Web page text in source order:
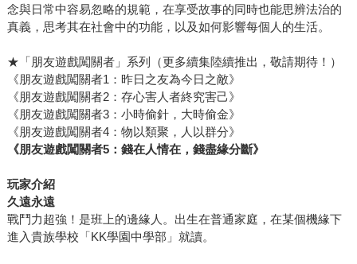
念與日常中容易忽略的規範，在享受故事的同時也能思辨法治的
真義，思考其在社會中的功能，以及如何影響每個人的生活。
★「朋友遊戲闖關者」系列（更多續集陸續推出，敬請期待！）
《朋友遊戲闖關者1：昨日之友為今日之敵》
《朋友遊戲闖關者2：存心害人者終究害己》
《朋友遊戲闖關者3：小時偷針，大時偷金》
《朋友遊戲闖關者4：物以類聚，人以群分》
《朋友遊戲闖關者5：錢在人情在，錢盡緣分斷》
玩家介紹
久遠永遠
戰鬥力超強！是班上的邊緣人。出生在普通家庭，在某個機緣下
進入貴族學校「KK學園中學部」就讀。